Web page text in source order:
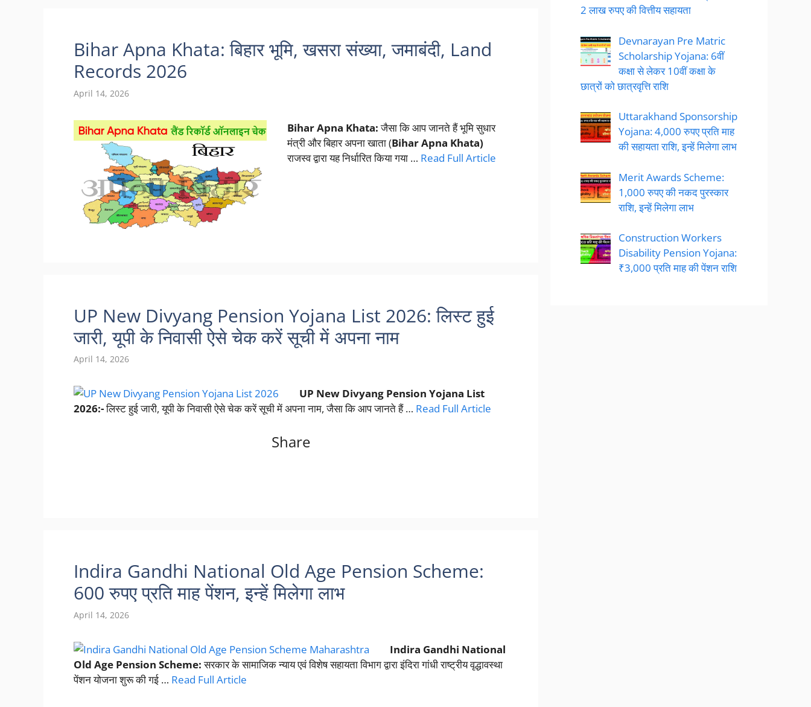
Bihar Apna Khata: बिहार भूमि, खसरा संख्या, जमाबंदी, Land
Records 2026
April 14, 2026
Bihar Apna Khata:जैसा कि आप जानते हैं भूमि सुधार
मंत्री और बिहार अपना खाता (Bihar Apna Khata)
राजस्व द्वारा यह निर्धारित किया गया … Read Full Article
UP New Divyang Pension Yojana List 2026: लिस्ट हुई
जारी, यूपी के निवासी ऐसे चेक करें सूची में अपना नाम
April 14, 2026
UP New Divyang Pension Yojana List
2026:-लिस्ट हुई जारी, यूपी के निवासी ऐसे चेक करें सूची में अपना नाम, जैसा कि आप जानते हैं … Read Full Article
Share
Indira Gandhi National Old Age Pension Scheme:
600 रुपए प्रति माह पेंशन, इन्हें मिलेगा लाभ
April 14, 2026
Indira Gandhi National
Old Age Pension Scheme:सरकार के सामाजिक न्याय एवं विशेष सहायता विभाग द्वारा इंदिरा गांधी राष्ट्रीय वृद्धावस्था
पेंशन योजना शुरू की गई … Read Full Article
2 लाख रुपए की वित्तीय सहायता
Devnarayan Pre Matric
Scholarship Yojana: 6वीं
कक्षा से लेकर 10वीं कक्षा के
छात्रों को छात्रवृत्ति राशि
Uttarakhand Sponsorship
Yojana: 4,000 रुपए प्रति माह
की सहायता राशि, इन्हें मिलेगा लाभ
Merit Awards Scheme:
1,000 रुपए की नकद पुरस्कार
राशि, इन्हें मिलेगा लाभ
Construction Workers
Disability Pension Yojana:
₹3,000 प्रति माह की पेंशन राशि